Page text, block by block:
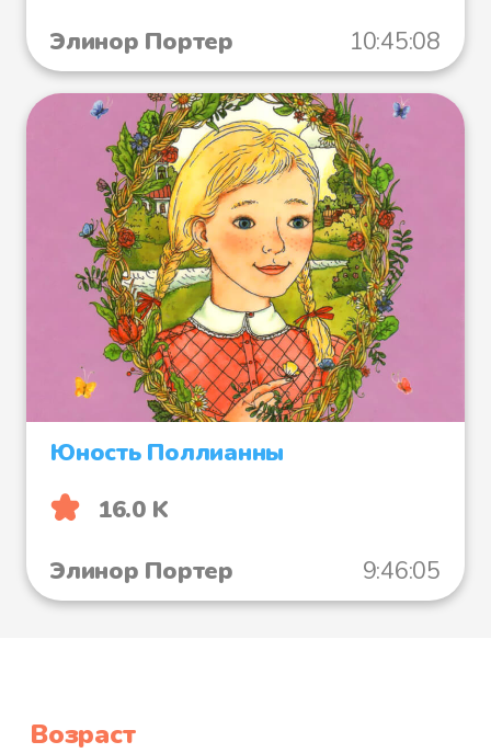
Элинор Портер 10:45:08
Юность Поллианны
16.0 K
Элинор Портер
9:46:05
Возраст